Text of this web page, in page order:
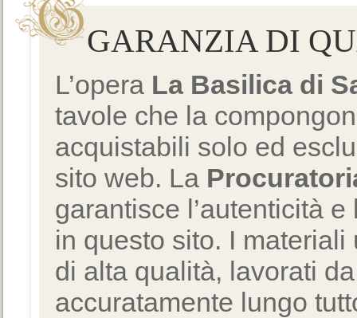
GARANZIA DI
L’opera La Basilica di
tavole che la
acquistabili solo ed
sito web. La
garantisce l’autenticità
in questo sito. I
di alta qualità, lavorati
accuratamente lungo